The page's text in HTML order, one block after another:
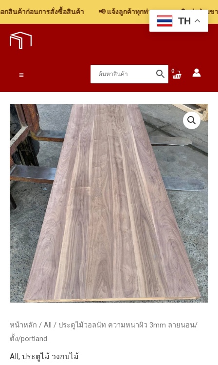
สินค้าก่อนการสั่งซื้อสินค้า 📢 แจ้งลูกค้าทุกท่าน: รบกวนติดต่อฝ่ายข
Menu
หน้าหลัก / All / ประตูไม้วอลนัท ความหนาผิว 3mm ลายนอน/
ตั้ง/portland
All, ประตูไม้ วงกบไม้
TH